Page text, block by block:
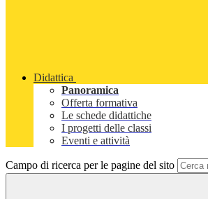
Didattica
Panoramica
Offerta formativa
Le schede didattiche
I progetti delle classi
Eventi e attività
Campo di ricerca per le pagine del sito